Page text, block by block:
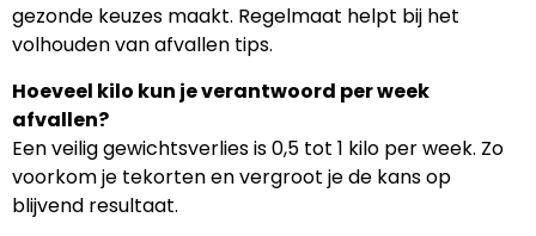
gezonde keuzes maakt. Regelmaat helpt bij het
volhouden van afvallen tips.
Hoeveel kilo kun je verantwoord per week
afvallen?
Een veilig gewichtsverlies is 0,5 tot 1 kilo per week. Zo
voorkom je tekorten en vergroot je de kans op
blijvend resultaat.